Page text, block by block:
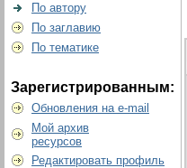
По автору
По заглавию
По тематике
Зарегистрированным:
Обновления на e-mail
Мой архив
ресурсов
Редактировать профиль